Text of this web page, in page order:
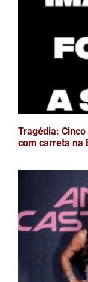
Tragédia:
com carreta na